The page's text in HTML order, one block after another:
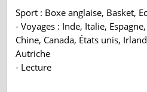
Sport : Boxe anglaise, Basket,
- Voyages : Inde, Italie,
Chine, Canada, États unis,
Autriche
- Lecture